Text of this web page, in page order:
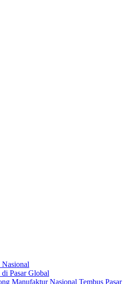
Pasar Global
Manufaktur Nasional Tembus Pasar